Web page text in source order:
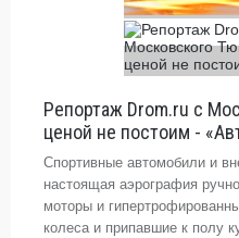
Репортаж Drom.ru с
ценой не постоим -
Спортивные автомобили и
настоящая аэрография
моторы и
колеса и припавшие к полу